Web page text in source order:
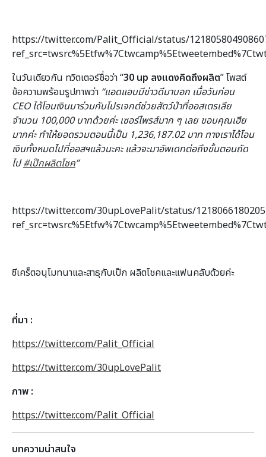
https://twitter.com/Palit_Official/status/
ในวันเดียวกัน ทวิตเตอร์ชื่อว่า “30 up ลงแดงคิดถึงผลิต” โพสต์
ข้อความพร้อมรูปภาพว่า “แอดแอบมีข่าวดีมาบอก เมื่อวันก่อน
CEOได้โอนเงินมาร่วมกับโปรเจกต์ช่วยสัตว์ป่าที่ออสเตรเลีย
จำนวน 100,000บาทด้วยค่ะ เซอร์ไพรส์มาก ๆ เลย ขอบคุณเฮีย
มากค่ะ ทำให้ยอดรวมตอนนี้เป็น 1,236,187.02 บาท ทางเราได้โอน
เงินทั้งหมดไปที่ออสฯแล้วนะคะ แล้วจะมาอัพเดทต่อถึงขั้นตอนถัด
ไป #เป๊กผลิตโชค”
https://twitter.com/30upLovePalit/status/
ซีเคร็ตอนุโมทนาและสาธุกับเป๊ก ผลิตโชคและแฟนคลับด้วยค่ะ
ที่มา :
https://twitter.com/Palit_Official
https://twitter.com/30upLovePalit
ภาพ :
https://twitter.com/Palit_Official
บทความน่าสนใจ